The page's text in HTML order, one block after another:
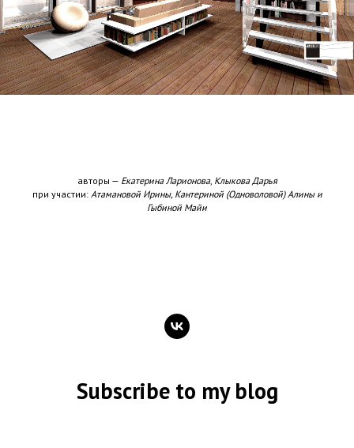
авторы — Екатерина Ларионова, Клыкова Дарья
при участии: Атамановой Ирины, Кантериной (Одноволовой) Алины и
Гыбиной Майи
Subscribe to my blog